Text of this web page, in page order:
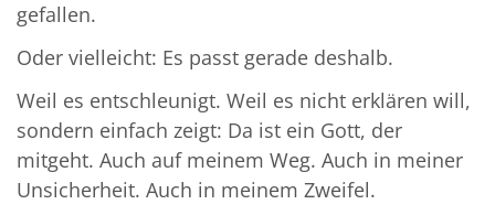
gefallen.
Oder vielleicht: Es passt gerade deshalb.
Weil es entschleunigt. Weil es nicht erklären will,
sondern einfach zeigt: Da ist ein Gott, der
mitgeht. Auch auf meinem Weg. Auch in meiner
Unsicherheit. Auch in meinem Zweifel.